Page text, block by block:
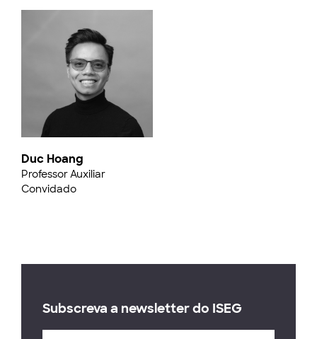
Duc Hoang
Professor Auxiliar
Convidado
Subscreva a newsletter do ISEG